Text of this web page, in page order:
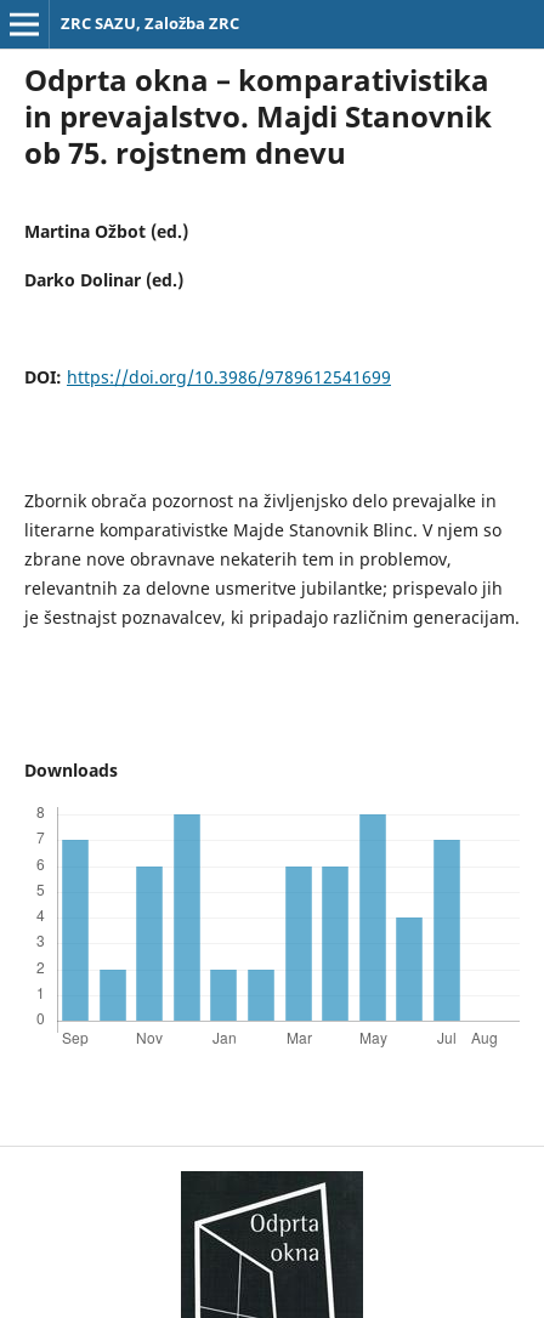
ZRC SAZU, Založba ZRC
Odprta okna – komparativistika
in prevajalstvo. Majdi Stanovnik
ob 75. rojstnem dnevu
Martina Ožbot (ed.)
Darko Dolinar (ed.)
DOI: https://doi.org/10.3986/9789612541699
Zbornik obrača pozornost na življenjsko delo prevajalke in
literarne komparativistke Majde Stanovnik Blinc. V njem so
zbrane nove obravnave nekaterih tem in problemov,
relevantnih za delovne usmeritve jubilantke; prispevalo jih
je šestnajst poznavalcev, ki pripadajo različnim generacijam.
Downloads